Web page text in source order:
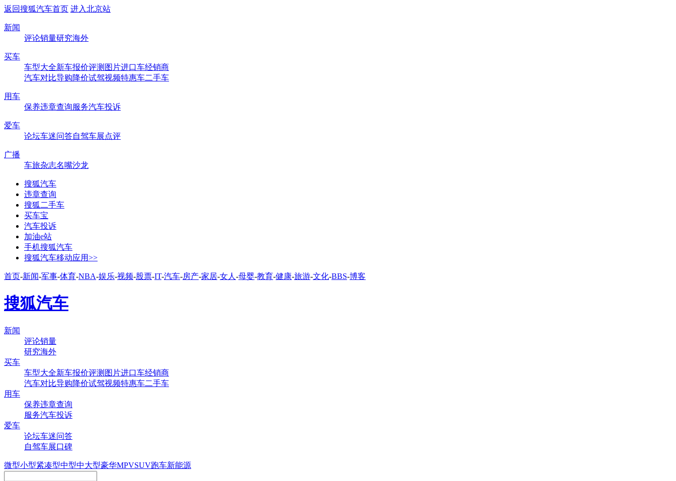
返回搜狐汽车首页 进入北京站
新闻
评论销量研究海外
买车
车型大全新车报价评测 图片进口车经销商
汽车对比导购降价试驾视频特惠车二手车
用车
保养违章查询服务汽车投诉
爱车
论坛车迷问答自驾车展点评
广播
车旅杂志名嘴沙龙
搜狐汽车
违章查询
搜狐二手车
买车宝
汽车投诉
加油e站
手机搜狐汽车
搜狐汽车移动应用>>
首页-新闻-军事-体育-NBA-娱乐-视频-股票-IT-汽车-房产-家居-女人 -母婴-教育-健康-旅游-文化-BBS-博客
搜狐汽车
新闻
评论销量
研究海外
买车
车型大全新车报价评测 图片进口车经销商
汽车对比导购降价试驾视频特惠车二手车
用车
保养违章查询
服务汽车投诉
爱车
论坛车迷问答
自驾车展口碑
微型小型紧凑型中型中大型豪华MPVSUV跑车新能源